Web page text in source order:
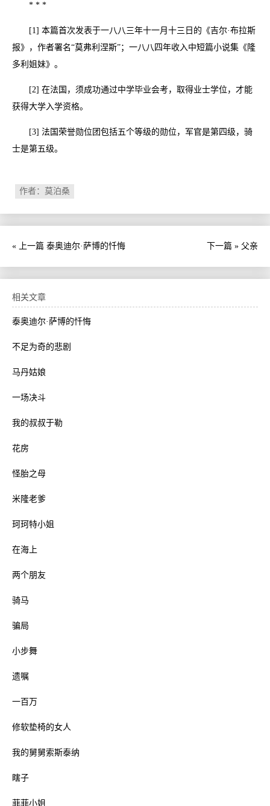
* * *
[1] 本篇首次发表于一八八三年十一月十三日的《吉尔·布拉斯
报》，作者署名“莫弗利涅斯”；一八八四年收入中短篇小说集《隆
多利姐妹》。
[2] 在法国，须成功通过中学毕业会考，取得业士学位，才能
获得大学入学资格。
[3] 法国荣誉勋位团包括五个等级的勋位，军官是第四级，骑
士是第五级。
作者：莫泊桑
« 上一篇 泰奥迪尔·萨博的忏悔 下一篇 » 父亲
相关文章
泰奥迪尔·萨博的忏悔
不足为奇的悲剧
马丹姑娘
一场决斗
我的叔叔于勒
花房
怪胎之母
米隆老爹
珂珂特小姐
在海上
两个朋友
骑马
骗局
小步舞
遗嘱
一百万
修软垫椅的女人
我的舅舅索斯泰纳
瞎子
菲菲小姐